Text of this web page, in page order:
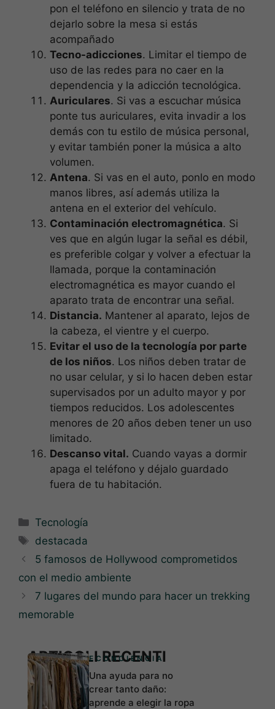
pon el teléfono en silencio y trata de no
dejarlo sobre la mesa si estás
acompañado
Tecno-adicciones. Limitar el tiempo de
uso de las redes para no caer en la
dependencia y la adicción tecnológica.
Auriculares. Si vas a escuchar música
ponte tus auriculares, evita invadir a los
demás con tu estilo de música personal,
y evitar también poner la música a alto
volumen.
Antena. Si vas en el auto, ponlo en modo
manos libres, así además utiliza la
antena en el exterior del vehículo.
Contaminación electromagnética. Si
ves que en algún lugar la señal es débil,
es preferible colgar y volver a efectuar la
llamada, porque la contaminación
electromagnética es mayor cuando el
aparato trata de encontrar una señal.
Distancia. Mantener al aparato, lejos de
la cabeza, el vientre y el cuerpo.
Evitar el uso de la tecnología por parte
de los niños. Los niños deben tratar de
no usar celular, y si lo hacen deben estar
supervisados por un adulto mayor y por
tiempos reducidos. Los adolescentes
menores de 20 años deben tener un uso
limitado.
Descanso vital. Cuando vayas a dormir
apaga el teléfono y déjalo guardado
fuera de tu habitación.
Categorías
Tecnología
Etiquetas
destacada
5 famosos de Hollywood comprometidos
con el medio ambiente
7 lugares del mundo para hacer un trekking
memorable
ARTICOLI RECENTI
ECONCIENCIA
Una ayuda para no
crear tanto daño:
aprende a elegir la ropa